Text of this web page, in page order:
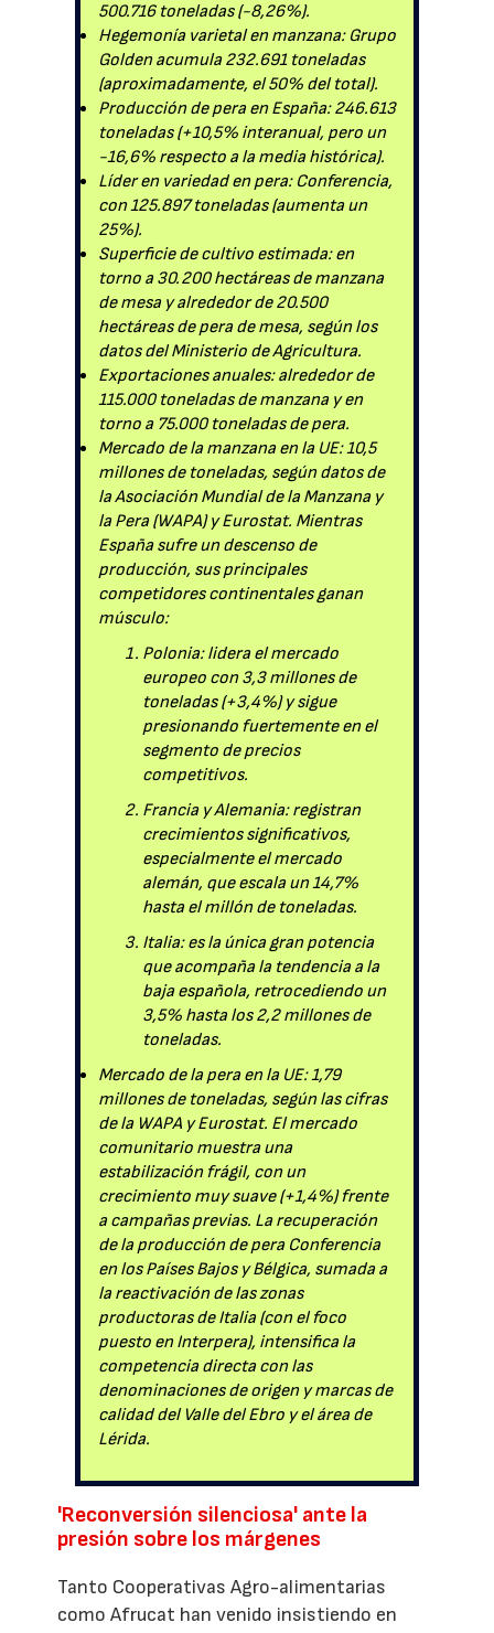
500.716 toneladas (-8,26%).
Hegemonía varietal en manzana: Grupo
Golden acumula 232.691 toneladas
(aproximadamente, el 50% del total).
Producción de pera en España: 246.613
toneladas (+10,5% interanual, pero un
-16,6% respecto a la media histórica).
Líder en variedad en pera: Conferencia,
con 125.897 toneladas (aumenta un
25%).
Superficie de cultivo estimada: en
torno a 30.200 hectáreas de manzana
de mesa y alrededor de 20.500
hectáreas de pera de mesa, según los
datos del Ministerio de Agricultura.
Exportaciones anuales: alrededor de
115.000 toneladas de manzana y en
torno a 75.000 toneladas de pera.
Mercado de la manzana en la UE: 10,5
millones de toneladas, según datos de
la Asociación Mundial de la Manzana y
la Pera (WAPA) y Eurostat. Mientras
España sufre un descenso de
producción, sus principales
competidores continentales ganan
músculo:
Polonia: lidera el mercado
europeo con 3,3 millones de
toneladas (+3,4%) y sigue
presionando fuertemente en el
segmento de precios
competitivos.
Francia y Alemania: registran
crecimientos significativos,
especialmente el mercado
alemán, que escala un 14,7%
hasta el millón de toneladas.
Italia: es la única gran potencia
que acompaña la tendencia a la
baja española, retrocediendo un
3,5% hasta los 2,2 millones de
toneladas.
Mercado de la pera en la UE: 1,79
millones de toneladas, según las cifras
de la WAPA y Eurostat. El mercado
comunitario muestra una
estabilización frágil, con un
crecimiento muy suave (+1,4%) frente
a campañas previas. La recuperación
de la producción de pera Conferencia
en los Países Bajos y Bélgica, sumada a
la reactivación de las zonas
productoras de Italia (con el foco
puesto en Interpera), intensifica la
competencia directa con las
denominaciones de origen y marcas de
calidad del Valle del Ebro y el área de
Lérida.
'Reconversión silenciosa' ante la
presión sobre los márgenes
Tanto Cooperativas Agro-alimentarias
como Afrucat han venido insistiendo en